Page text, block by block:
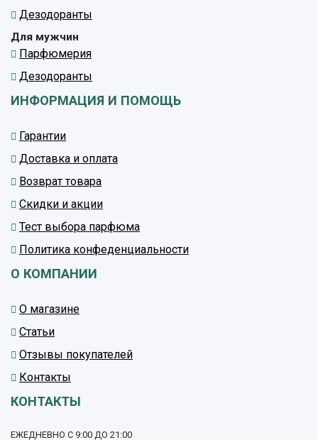
Дезодоранты
Для мужчин
Парфюмерия
Дезодоранты
ИНФОРМАЦИЯ И ПОМОЩЬ
Гарантии
Доставка и оплата
Возврат товара
Скидки и акции
Тест выбора парфюма
Политика конфеденциальности
О КОМПАНИИ
О магазине
Статьи
Отзывы покупателей
Контакты
КОНТАКТЫ
ЕЖЕДНЕВНО С 9:00 ДО 21:00